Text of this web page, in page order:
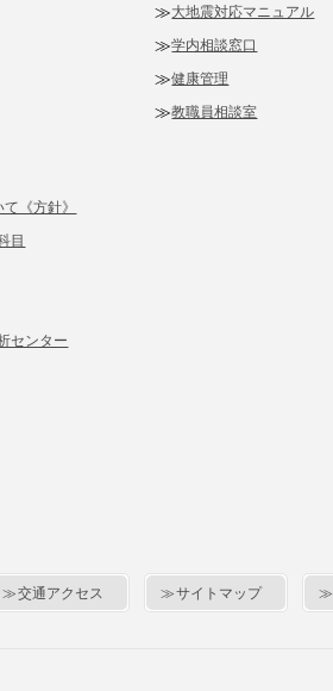
《方針》
目
センター
大地震対応マニュアル
学内相談窓口
健康管理
教職員相談室
交通アクセス サイトマップ